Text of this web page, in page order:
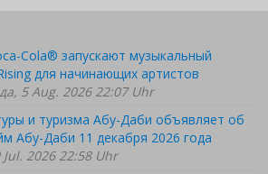
Cola® запускают музыкальный
для начинающих артистов
5 Aug. 2026 22:07 Uhr
и туризма Абу-Даби объявляет об
Абу-Даби 11 декабря 2026 года
2026 22:58 Uhr